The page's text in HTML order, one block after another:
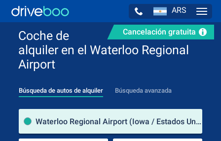
ARS
Cancelación gratuita
Coche de
alquiler en el Waterloo Regional
Airport
Búsqueda de autos de alquiler Búsqueda avanzada
Waterloo Regional Airport (Iowa / Estados Unidos de América)